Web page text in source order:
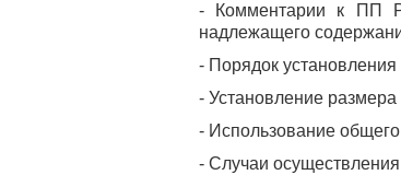
- Комментарии к ПП
надлежащего
- Порядок
- Установление
- Использование
- Случаи